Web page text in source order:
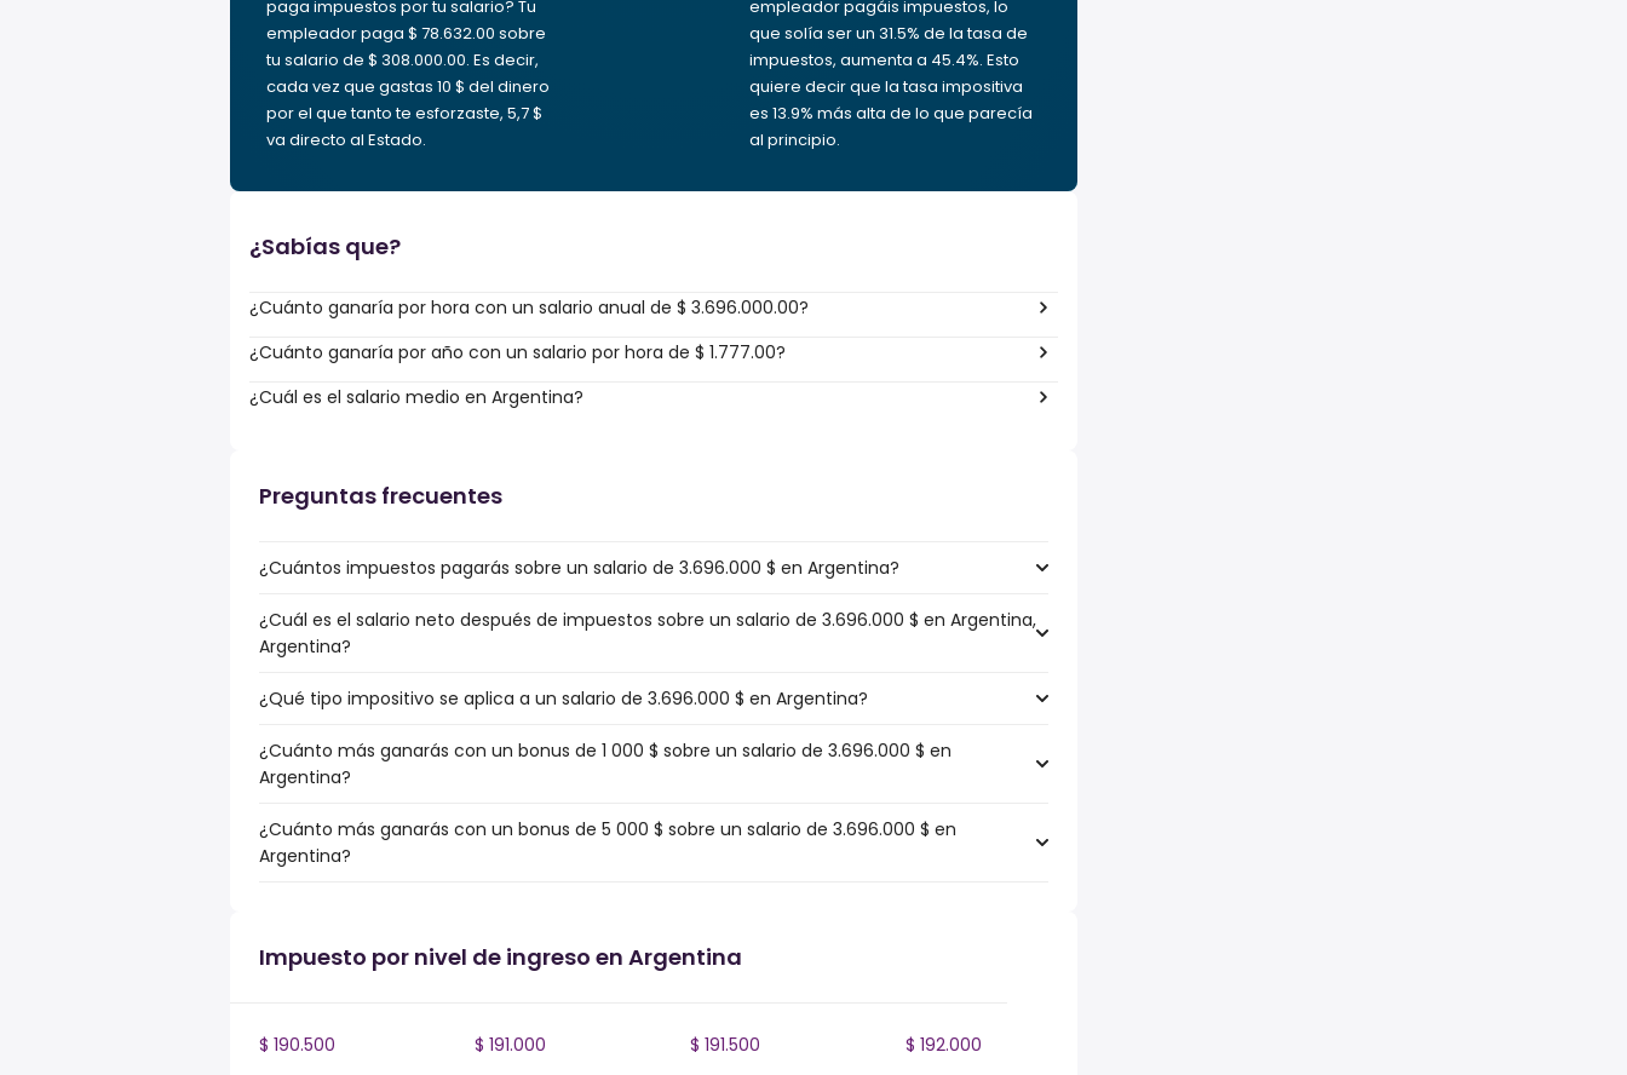
paga impuestos por tu salario? Tu
empleador paga $ 78.632.00 sobre
tu salario de $ 308.000.00. Es decir,
cada vez que gastas 10 $ del dinero
por el que tanto te esforzaste, 5,7 $
va directo al Estado.
empleador pagáis impuestos, lo
que solía ser un 31.5% de la tasa de
impuestos, aumenta a 45.4%. Esto
quiere decir que la tasa impositiva
es 13.9% más alta de lo que parecía
al principio.
¿Sabías que?
¿Cuánto ganaría por hora con un salario anual de $ 3.696.000.00?
¿Cuánto ganaría por año con un salario por hora de $ 1.777.00?
¿Cuál es el salario medio en Argentina?
Preguntas frecuentes
¿Cuántos impuestos pagarás sobre un salario de 3.696.000 $ en Argentina?
¿Cuál es el salario neto después de impuestos sobre un salario de 3.696.000 $ en Argentina,
Argentina?
¿Qué tipo impositivo se aplica a un salario de 3.696.000 $ en Argentina?
¿Cuánto más ganarás con un bonus de 1 000 $ sobre un salario de 3.696.000 $ en
Argentina?
¿Cuánto más ganarás con un bonus de 5 000 $ sobre un salario de 3.696.000 $ en
Argentina?
Impuesto por nivel de ingreso en Argentina
$ 190.500 $ 191.000 $ 191.500
$ 192.000